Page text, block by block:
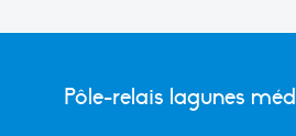
Pôle-relais lagunes